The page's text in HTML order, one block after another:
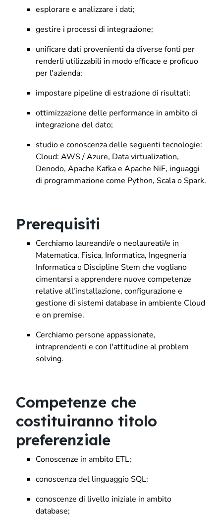
esplorare e analizzare i dati;
gestire i processi di integrazione;
unificare dati provenienti da diverse fonti per
renderli utilizzabili in modo efficace e proficuo
per l'azienda;
impostare pipeline di estrazione di risultati;
ottimizzazione delle performance in ambito di
integrazione del dato;
studio e conoscenza delle seguenti tecnologie:
Cloud: AWS / Azure, Data virtualization,
Denodo, Apache Kafka e Apache NiF, inguaggi
di programmazione come Python, Scala o Spark.
Prerequisiti
Cerchiamo laureandi/e o neolaureati/e in
Matematica, Fisica, Informatica, Ingegneria
Informatica o Discipline Stem che vogliano
cimentarsi a apprendere nuove competenze
relative all'installazione, configurazione e
gestione di sistemi database in ambiente Cloud
e on premise.
Cerchiamo persone appassionate,
intraprendenti e con l'attitudine al problem
solving.
Competenze che
costituiranno titolo
preferenziale
Conoscenze in ambito ETL;
conoscenza del linguaggio SQL;
conoscenze di livello iniziale in ambito
database;